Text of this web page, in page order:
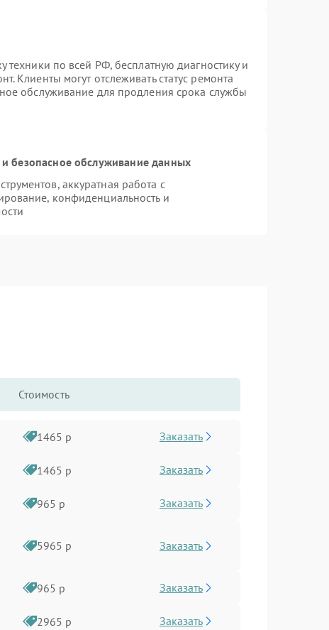
техники по всей РФ, бесплатную диагностику и
Клиенты могут отслеживать статус ремонта
обслуживание для продления срока службы
безопасное обслуживание данных
аккуратная работа с
конфиденциальность и
Стоимость
1465 р Заказать
1465 р Заказать
965 р Заказать
5965 р Заказать
965 р Заказать
2965 р Заказать